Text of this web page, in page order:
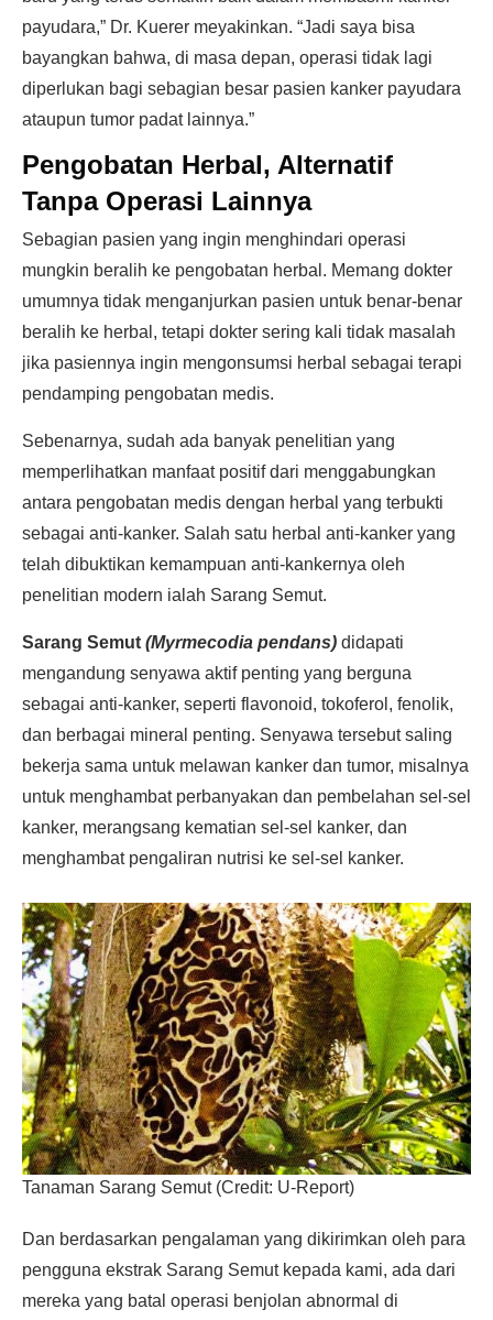
payudara,” Dr. Kuerer meyakinkan. “Jadi saya bisa
bayangkan bahwa, di masa depan, operasi tidak lagi
diperlukan bagi sebagian besar pasien kanker payudara
ataupun tumor padat lainnya.”
Pengobatan Herbal, Alternatif
Tanpa Operasi Lainnya
Sebagian pasien yang ingin menghindari operasi
mungkin beralih ke pengobatan herbal. Memang dokter
umumnya tidak menganjurkan pasien untuk benar-benar
beralih ke herbal, tetapi dokter sering kali tidak masalah
jika pasiennya ingin mengonsumsi herbal sebagai terapi
pendamping pengobatan medis.
Sebenarnya, sudah ada banyak penelitian yang
memperlihatkan manfaat positif dari menggabungkan
antara pengobatan medis dengan herbal yang terbukti
sebagai anti-kanker. Salah satu herbal anti-kanker yang
telah dibuktikan kemampuan anti-kankernya oleh
penelitian modern ialah Sarang Semut.
Sarang Semut (Myrmecodia pendans) didapati
mengandung senyawa aktif penting yang berguna
sebagai anti-kanker, seperti flavonoid, tokoferol, fenolik,
dan berbagai mineral penting. Senyawa tersebut saling
bekerja sama untuk melawan kanker dan tumor, misalnya
untuk menghambat perbanyakan dan pembelahan sel-sel
kanker, merangsang kematian sel-sel kanker, dan
menghambat pengaliran nutrisi ke sel-sel kanker.
Tanaman Sarang Semut (Credit: U-Report)
Dan berdasarkan pengalaman yang dikirimkan oleh para
pengguna ekstrak Sarang Semut kepada kami, ada dari
mereka yang batal operasi benjolan abnormal di